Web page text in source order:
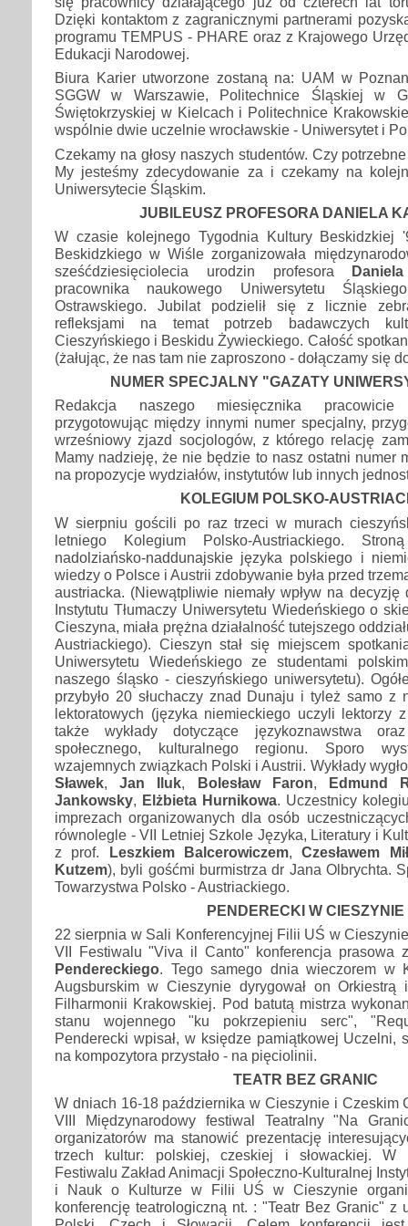
Dzięki kontaktom z zagranicznymi partnerami
programu TEMPUS - PHARE oraz z Krajowego
Edukacji Narodowej.
Biura Karier utworzone zostaną na: UAM w
SGGW w Warszawie, Politechnice Śląskiej w
Świętokrzyskiej w Kielcach i Politechnice
wspólnie dwie uczelnie wrocławskie - Uniwersytet i
Czekamy na głosy naszych studentów. Czy
My jesteśmy zdecydowanie za i czekamy na
Uniwersytecie Śląskim.
JUBILEUSZ PROFESORA DANIELA
W czasie kolejnego Tygodnia Kultury Beskidzkiej
Beskidzkiego w Wiśle zorganizowała
sześćdziesięciolecia urodzin profesora
pracownika naukowego Uniwersytetu
Ostrawskiego. Jubilat podzielił się z licznie
refleksjami na temat potrzeb badawczych
Cieszyńskiego i Beskidu Żywieckiego. Całość
(żałując, że nas tam nie zaproszono - dołączamy się
NUMER SPECJALNY "GAZATY
Redakcja naszego miesięcznika pracowicie
przygotowując między innymi numer specjalny,
wrześniowy zjazd socjologów, z którego relację
Mamy nadzieję, że nie będzie to nasz ostatni numer
na propozycje wydziałów, instytutów lub innych
KOLEGIUM POLSKO-
W sierpniu gościli po raz trzeci w murach
letniego Kolegium Polsko-Austriackiego.
nadolziańsko-naddunajskie języka polskiego i
wiedzy o Polsce i Austrii zdobywanie była przed
austriacka. (Niewątpliwie niemały wpływ na
Instytutu Tłumaczy Uniwersytetu Wiedeńskiego o
Cieszyna, miała prężna działalność tutejszego
Austriackiego). Cieszyn stał się miejscem
Uniwersytetu Wiedeńskiego ze studentami
naszego śląsko - cieszyńskiego uniwersytetu).
przybyło 20 słuchaczy znad Dunaju i tyleż samo z
lektoratowych (języka niemieckiego uczyli lektorzy
także wykłady dotyczące językoznawstwa
społecznego, kulturalnego regionu. Sporo
wzajemnych związkach Polski i Austrii. Wykłady
Sławek,Jan Iluk, Bolesław Faron, Edmund
Jankowsky, Elżbieta Hurnikowa. Uczestnicy
imprezach organizowanych dla osób
równolegle - VII Letniej Szkole Języka, Literatury i
z prof. Leszkiem Balcerowiczem,Czesławem
Kutzem), byli gośćmi burmistrza dr Jana Olbrychta.
Towarzystwa Polsko - Austriackiego.
PENDERECKI W CIESZYNIE
22 sierpnia w Sali Konferencyjnej Filii UŚ w
VII Festiwalu "Viva il Canto" konferencja prasowa
Pendereckiego. Tego samego dnia wieczorem w
Augsburskim w Cieszynie dyrygował on Orkiestrą
Filharmonii Krakowskiej. Pod batutą mistrza
stanu wojennego "ku pokrzepieniu serc",
Penderecki wpisał, w księdze pamiątkowej Uczelni,
na kompozytora przystało - na pięciolinii.
TEATR BEZ GRANIC
W dniach 16-18 października w Cieszynie i Czeskim
VIII Międzynarodowy festiwal Teatralny "Na
organizatorów ma stanowić prezentację
trzech kultur: polskiej, czeskiej i słowackiej. W
Festiwalu Zakład Animacji Społeczno-Kulturalnej
i Nauk o Kulturze w Filii UŚ w Cieszynie
konferencję teatrologiczną nt. : "Teatr Bez Granic" z